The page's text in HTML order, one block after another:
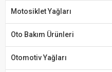
Motosiklet Yağları
Oto Bakım Ürünleri
Otomotiv Yağları